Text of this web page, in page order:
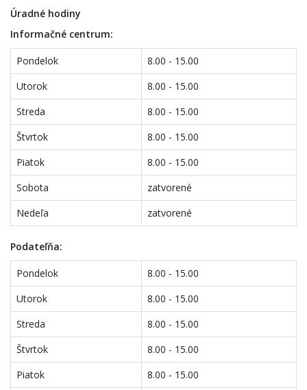
Úradné hodiny
Informačné centrum:
Pondelok
8.00 - 15.00
Utorok
8.00 - 15.00
Streda
8.00 - 15.00
Štvrtok
8.00 - 15.00
Piatok
8.00 - 15.00
Sobota
zatvorené
Nedeľa
zatvorené
Podateľňa:
Pondelok
8.00 - 15.00
Utorok
8.00 - 15.00
Streda
8.00 - 15.00
Štvrtok
8.00 - 15.00
Piatok
8.00 - 15.00